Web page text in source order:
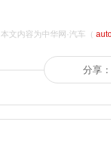
本文内容为中华网·汽车（
分享：